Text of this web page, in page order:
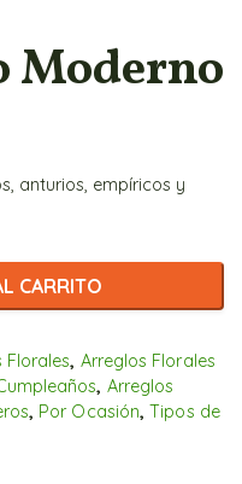
Moderno
anturios, empíricos y
CARRITO
Florales, Arreglos Florales
, Arreglos
, Por Ocasión,Tipos de